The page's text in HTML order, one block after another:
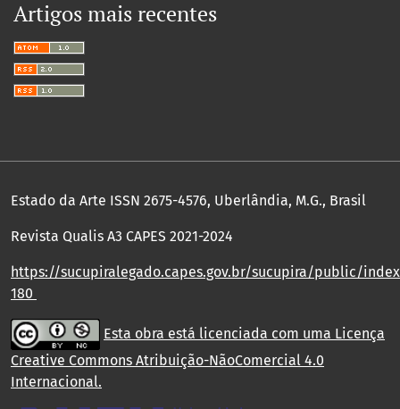
Artigos mais recentes
Estado da Arte ISSN 2675-4576, Uberlândia, M.G., Brasil
Revista Qualis A3 CAPES 2021-2024
https://sucupiralegado.capes.gov.br/sucupira/public/
180
Esta obra está licenciada com uma Licença
Creative Commons Atribuição-NãoComercial 4.0
Internacional.